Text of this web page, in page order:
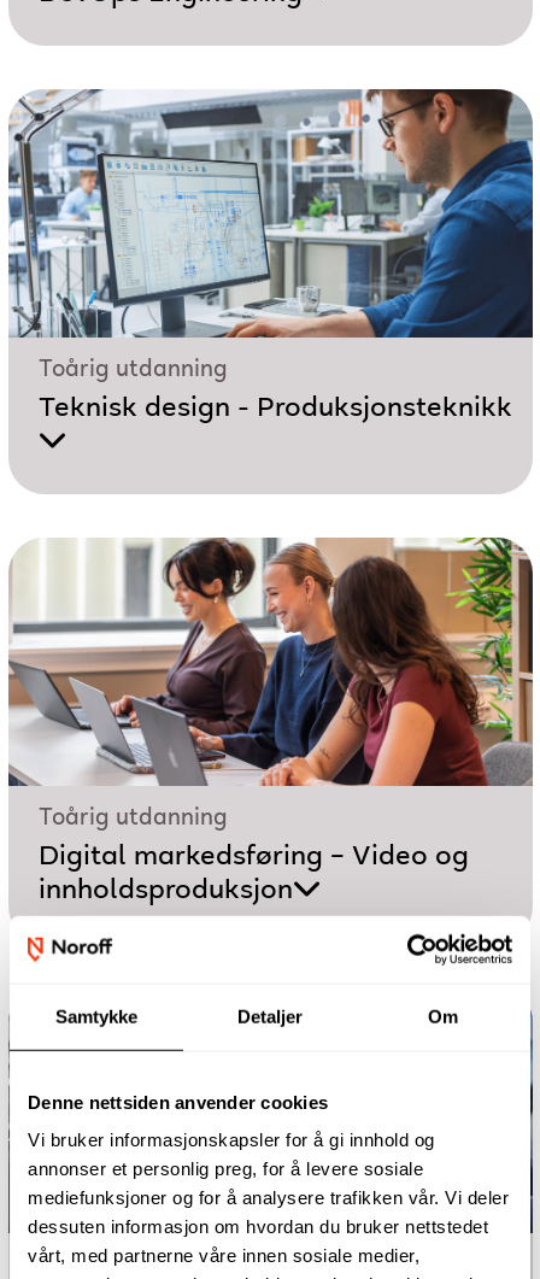
Samtykke Detaljer Om
Denne nettsiden anvender cookies
Vi bruker informasjonskapsler for å gi innhold og
annonser et personlig preg, for å levere sosiale
mediefunksjoner og for å analysere trafikken vår. Vi deler
dessuten informasjon om hvordan du bruker nettstedet
vårt, med partnerne våre innen sosiale medier,
Toårig utdanning
Teknisk design - Produksjonsteknikk
Toårig utdanning
Digital markedsføring – Video og
innholdsproduksjon
Toårig utdanning